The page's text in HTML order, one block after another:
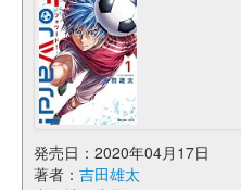
発売日：2020年04月17日
著者： 吉田雄太